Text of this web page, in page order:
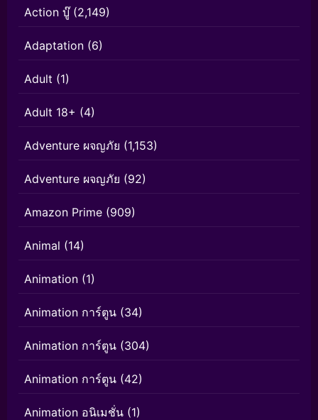
Action บู๊(2,149)
Adaptation (6)
Adult (1)
Adult 18+ (4)
Adventure ผจญภัย (1,153)
Adventure ผจญภัย (92)
Amazon Prime (909)
Animal (14)
Animation (1)
Animation การ์ตูน (34)
Animation การ์ตูน (304)
Animation การ์ตูน (42)
Animation อนิเมชั่น (1)